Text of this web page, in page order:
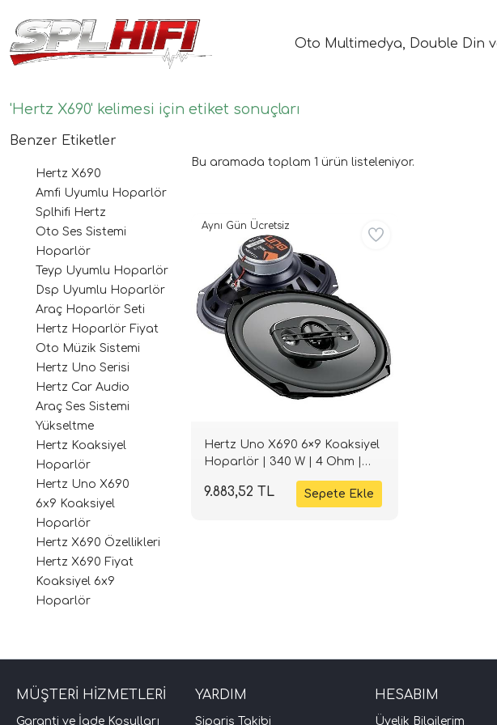
Oto Multimedya, Double Din
'Hertz X690' kelimesi için etiket sonuçları
Benzer Etiketler
Hertz X690
Amfi Uyumlu Hoparlör
Splhifi Hertz
Oto Ses Sistemi
Hoparlör
Teyp Uyumlu Hoparlör
Dsp Uyumlu Hoparlör
Araç Hoparlör Seti
Hertz Hoparlör Fiyat
Oto Müzik Sistemi
Hertz Uno Serisi
Hertz Car Audio
Araç Ses Sistemi
Yükseltme
Hertz Koaksiyel
Hoparlör
Hertz Uno X690
6x9 Koaksiyel
Hoparlör
Hertz X690 Özellikleri
Hertz X690 Fiyat
Koaksiyel 6x9
Hoparlör
Bu aramada toplam 1 ürün listeleniyor.
Hertz Uno X690 6×9 Koaksiyel
Hoparlör | 340 W | 4 Ohm |
9.883,52 TL
Aynı Gün Ücretsiz
MÜŞTERİ HİZMETLERİ
Garanti ve İade Koşulları
YARDIM
Sipariş Takibi
HESABIM
Üyelik Bilgilerim